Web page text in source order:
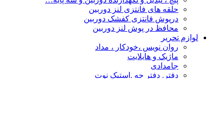
حلقه های فانتزی لنز دوربین
درپوش فانتزی کفشک دوربین
محافظ در پوش لنز دوربین
لوازم تحریر
روان نویس ،خودکار ، مداد
ماژیک و هایلایت
جامدادی
دفتر. دفتر چه .استیک نوت